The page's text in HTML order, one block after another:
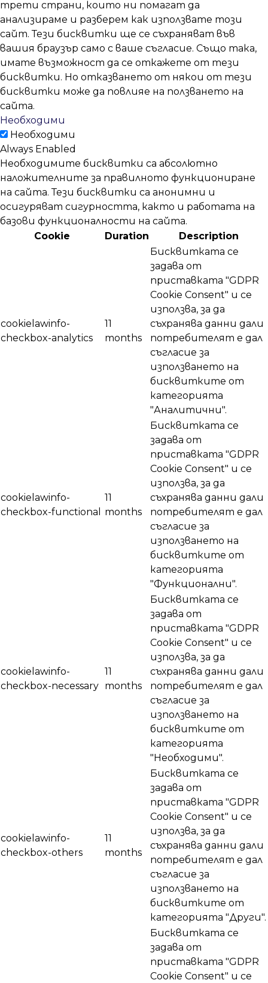
трети страни, които ни помагат да
анализираме и разберем как използвате този
сайт. Тези бисквитки ще се съхраняват във
вашия браузър само с ваше съгласие. Също така,
имате възможност да се откажете от тези
бисквитки. Но отказването от някои от тези
бисквитки може да повлияе на ползването на
сайта.
Необходими
Необходими
Always Enabled
Необходимите бисквитки са абсолютно
наложителните за правилното функциониране
на сайта. Тези бисквитки са анонимни и
осигуряват сигурността, както и работата на
базови функционалности на сайта.
Cookie
Duration Description
cookielawinfo-
checkbox-analytics
11
months
Бисквитката се
задава от
приставката "GDPR
Cookie Consent" и се
използва, за да
съхранява данни дали
потребителят е дал
съгласие за
използването на
бисквитките от
категорията
"Аналитични".
cookielawinfo-
checkbox-functional
11
months
Бисквитката се
задава от
приставката "GDPR
Cookie Consent" и се
използва, за да
съхранява данни дали
потребителят е дал
съгласие за
използването на
бисквитките от
категорията
"Функционални".
cookielawinfo-
checkbox-necessary
11
months
Бисквитката се
задава от
приставката "GDPR
Cookie Consent" и се
използва, за да
съхранява данни дали
потребителят е дал
съгласие за
използването на
бисквитките от
категорията
"Необходими".
cookielawinfo-
checkbox-others
11
months
Бисквитката се
задава от
приставката "GDPR
Cookie Consent" и се
използва, за да
съхранява данни дали
потребителят е дал
съгласие за
използването на
бисквитките от
категорията "Други".
Бисквитката се
задава от
приставката "GDPR
Cookie Consent" и се